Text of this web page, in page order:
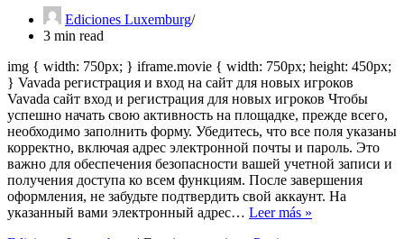
Ediciones Luxemburg
3 min read
img { width: 750px; } iframe.movie { width: 750px; height: 450px;
} Vavada регистрация и вход на сайт для новых игроков
Vavada сайт вход и регистрация для новых игроков Чтобы
успешно начать свою активность на площадке, прежде всего,
необходимо заполнить форму. Убедитесь, что все поля указаны
корректно, включая адрес электронной почты и пароль. Это
важно для обеспечения безопасности вашей учетной записи и
получения доступа ко всем функциям. После завершения
оформления, не забудьте подтвердить свой аккаунт. На
указанный вами электронный адрес… Leer más »